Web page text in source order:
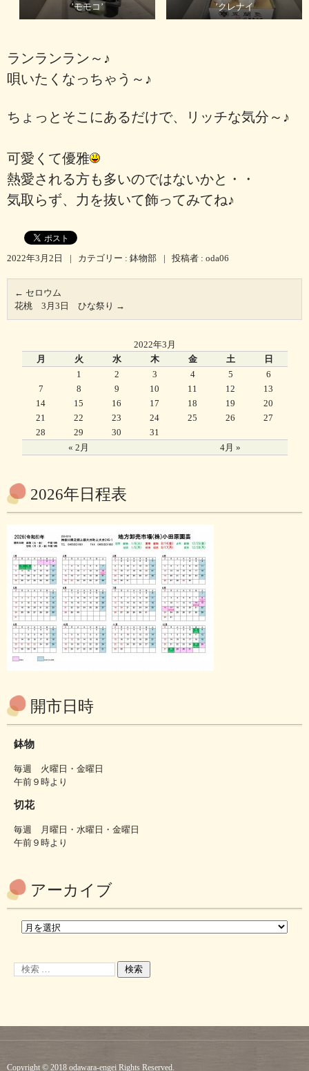
’モモコ’
’クレナイ
ランランラン～♪
唄いたくなっちゃう～♪
ちょっとそこにあるだけで、リッチな気分～♪
可愛くて優雅
熱愛される方も多いのではないかと・・
気取らず、力を抜いて飾ってみてね♪
2022年3月2日 | カテゴリー : 鉢物部 | 投稿者 : oda06
← セロウム
花桃 3月3日 ひな祭り →
2022年3月
月
火 水 木 金 土 日
« 2月 4月 »
1 2 3 4 5
6
7
8 9 10 11 12
13
14
15 16 17 18 19
20
21
22 23 24 25 26
27
28
29 30 31
2026年日程表
開市日時
鉢物
毎週 火曜日・金曜日
午前９時より
切花
毎週 月曜日・水曜日・金曜日
午前９時より
アーカイブ
Copyright © 2018 odawara-engei Rights Reserved.